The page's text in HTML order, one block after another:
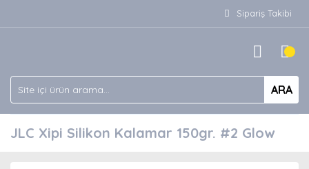
Sipariş Takibi
ARA
JLC Xipi Silikon Kalamar 150gr. #2 Glow